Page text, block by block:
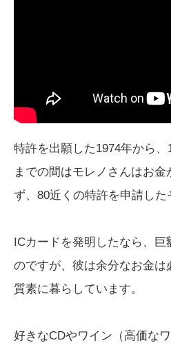
特許を出願した1974年から
までの間はモレノさんはお
ず、80近くの特許を申請した
ICカードを発明したなら、巨
のですが、彼は余分なお金は
質素に暮らしています。
好きなCDやワイン（高価な